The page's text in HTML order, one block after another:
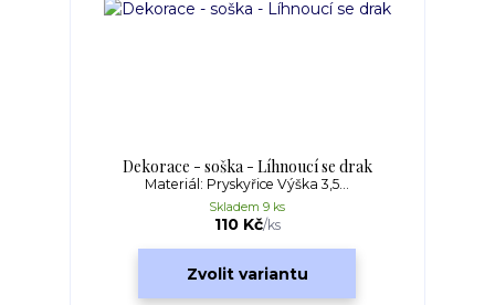
Dekorace - soška - Líhnoucí se drak
Materiál: Pryskyřice Výška 3,5...
110 Kč/ks
Skladem 9 ks
Zvolit variantu